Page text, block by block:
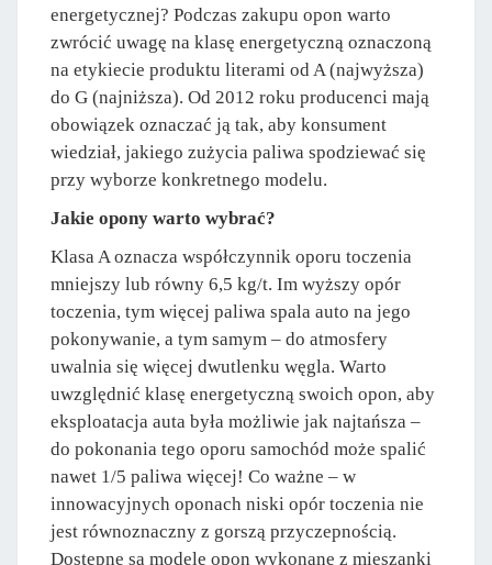
energetycznej? Podczas zakupu opon warto
zwrócić uwagę na klasę energetyczną oznaczoną
na etykiecie produktu literami od A (najwyższa)
do G (najniższa). Od 2012 roku producenci mają
obowiązek oznaczać ją tak, aby konsument
wiedział, jakiego zużycia paliwa spodziewać się
przy wyborze konkretnego modelu.
Jakie opony warto wybrać?
Klasa A oznacza współczynnik oporu toczenia
mniejszy lub równy 6,5 kg/t. Im wyższy opór
toczenia, tym więcej paliwa spala auto na jego
pokonywanie, a tym samym – do atmosfery
uwalnia się więcej dwutlenku węgla. Warto
uwzględnić klasę energetyczną swoich opon, aby
eksploatacja auta była możliwie jak najtańsza –
do pokonania tego oporu samochód może spalić
nawet 1/5 paliwa więcej! Co ważne – w
innowacyjnych oponach niski opór toczenia nie
jest równoznaczny z gorszą przyczepnością.
Dostępne są modele opon wykonane z mieszanki